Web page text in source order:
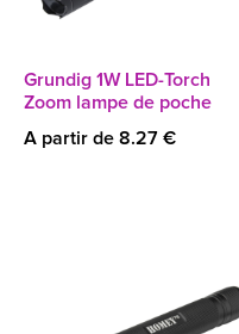
Grundig 1W LED-Torch
Zoom lampe de poche
A partir de 8.27 €